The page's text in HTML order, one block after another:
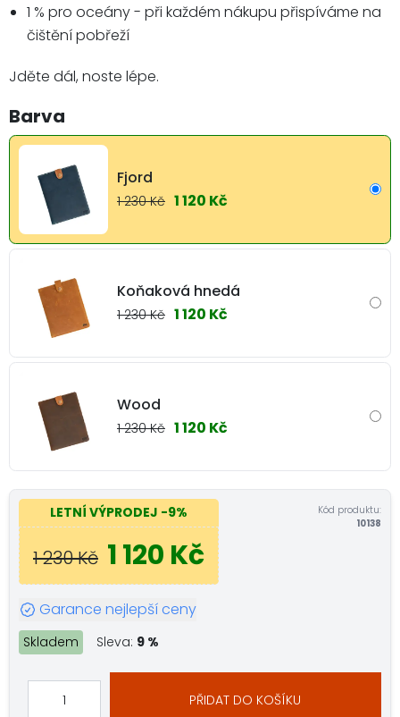
1 % pro oceány - při každém nákupu přispíváme na
čištění pobřeží
Jděte dál, noste lépe.
Barva
Fjord
1 230 Kč 1 120 Kč
Koňaková hnedá
1 230 Kč 1 120 Kč
Wood
1 230 Kč 1 120 Kč
LETNÍ VÝPRODEJ -9%
1 230 Kč 1 120 Kč
Kód produktu:
10138
Garance nejlepší ceny
Skladem Sleva: 9 %
PŘIDAT DO KOŠÍKU